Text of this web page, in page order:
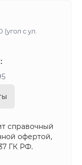
с ул.
справочный
офертой,
ГК РФ.